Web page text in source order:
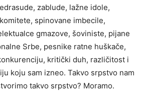
zablude, lažne idole,
spinovane imbecile,
gmazove, šoviniste, pijane
Srbe, pesnike ratne huškače,
kritički duh, različitost i
koju sam izneo. Takvo srpstvo nam
takvo srpstvo? Moramo.